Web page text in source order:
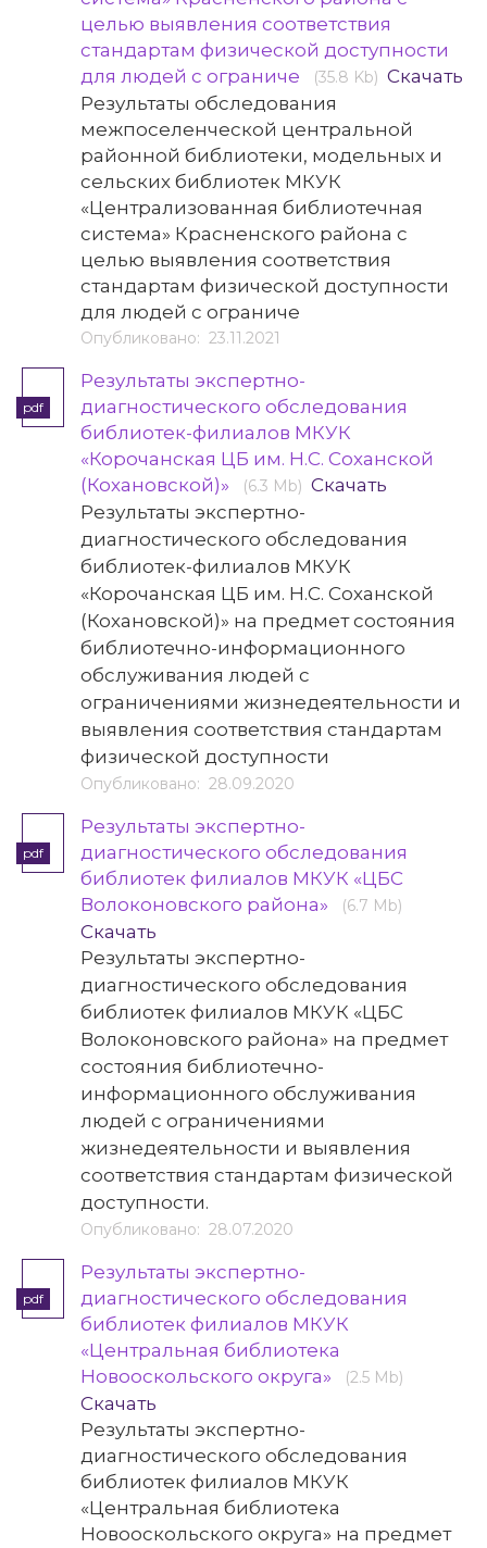
целью выявления соответствия
стандартам физической доступности
для людей с ограниче
(35.8 Kb) Скачать
Результаты обследования
межпоселенческой центральной
районной библиотеки, модельных и
сельских библиотек МКУК
«Централизованная библиотечная
система» Красненского района с
целью выявления соответствия
стандартам физической доступности
для людей с ограниче
Опубликовано: 23.11.2021
pdf
Результаты экспертно-
диагностического обследования
библиотек-филиалов МКУК
«Корочанская ЦБ им. Н.С. Соханской
(Кохановской)»
(6.3 Mb) Скачать
Результаты экспертно-
диагностического обследования
библиотек-филиалов МКУК
«Корочанская ЦБ им. Н.С. Соханской
(Кохановской)» на предмет состояния
библиотечно-информационного
обслуживания людей с
ограничениями жизнедеятельности и
выявления соответствия стандартам
физической доступности
Опубликовано: 28.09.2020
pdf
Результаты экспертно-
диагностического обследования
библиотек филиалов МКУК «ЦБС
Волоконовского района»
(6.7 Mb)
Скачать
Результаты экспертно-
диагностического обследования
библиотек филиалов МКУК «ЦБС
Волоконовского района» на предмет
состояния библиотечно-
информационного обслуживания
людей с ограничениями
жизнедеятельности и выявления
соответствия стандартам физической
доступности.
Опубликовано: 28.07.2020
pdf
Результаты экспертно-
диагностического обследования
библиотек филиалов МКУК
«Центральная библиотека
Новооскольского округа»
(2.5 Mb)
Скачать
Результаты экспертно-
диагностического обследования
библиотек филиалов МКУК
«Центральная библиотека
Новооскольского округа» на предмет